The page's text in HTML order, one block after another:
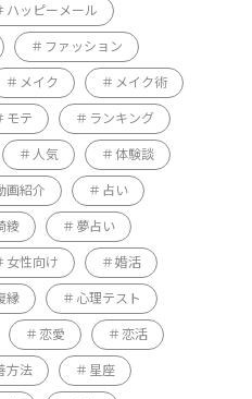
ハッピーメール
ファッション
メイク メイク術
モテ ランキング
人気 体験談
画紹介 占い
綾 夢占い
女性向け 婚活
縁 心理テスト
恋愛 恋活
方法 星座